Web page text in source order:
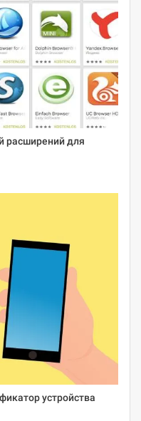
расширений для
устройства